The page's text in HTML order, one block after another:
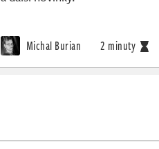
Michal Burian 2 minuty